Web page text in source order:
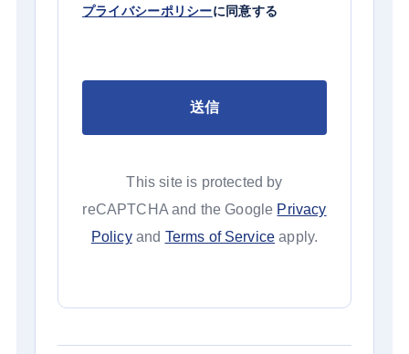
プライバシーポリシーに同意する
This site is protected by
reCAPTCHA and the Google Privacy
Policyand Terms of Service apply.